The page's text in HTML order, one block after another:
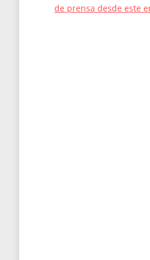
de prensa desde este